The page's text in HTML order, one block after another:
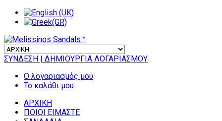
ΣΥΝΔΕΣΗ | ΔΗΜΙΟΥΡΓΙΑ ΛΟΓΑΡΙΑΣΜΟΥ
Ο λογαριασμός μου
Το καλάθι μου
ΑΡΧΙΚΗ
ΠΟΙΟΙ ΕΙΜΑΣΤΕ